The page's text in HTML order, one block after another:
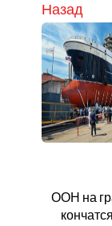
Назад
ООН на